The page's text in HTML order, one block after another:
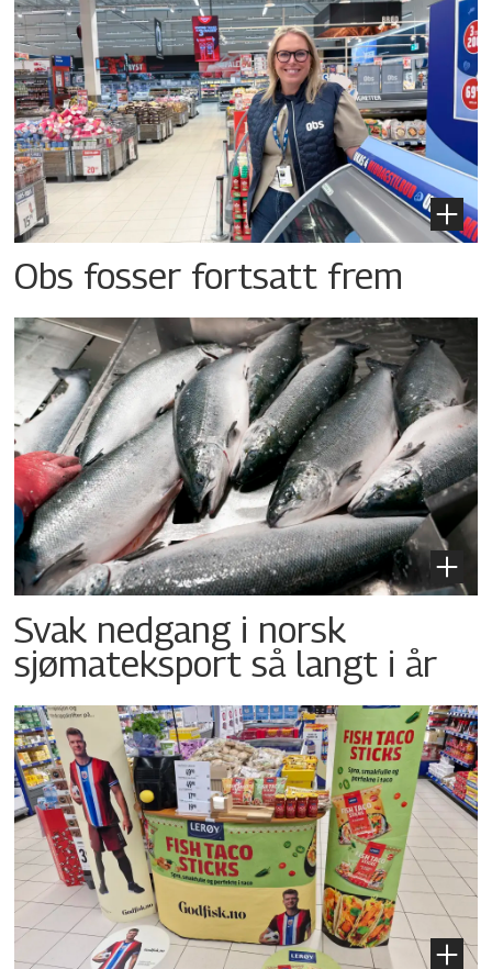
Obs fosser fortsatt frem
Svak nedgang i norsk
sjømateksport så langt i år